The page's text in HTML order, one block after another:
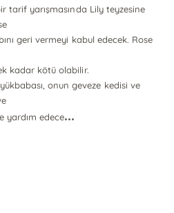
tarif yarışmasında Lily teyzesine
geri vermeyi kabul edecek. Rose
kadar kötü olabilir.
onun geveze kedisi ve
yardım edece...